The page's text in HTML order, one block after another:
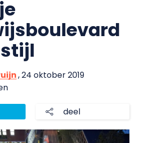
, 24 oktober 2019
deel